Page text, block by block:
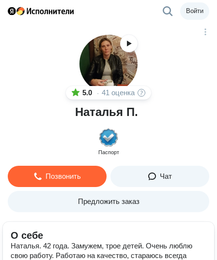
Войти
5.0 · 41 оценка
Наталья П.
Паспорт
Позвонить Чат
Предложить заказ
О себе
Наталья. 42 года. Замужем, трое детей. Очень люблю
свою работу. Работаю на качество, стараюсь всегда